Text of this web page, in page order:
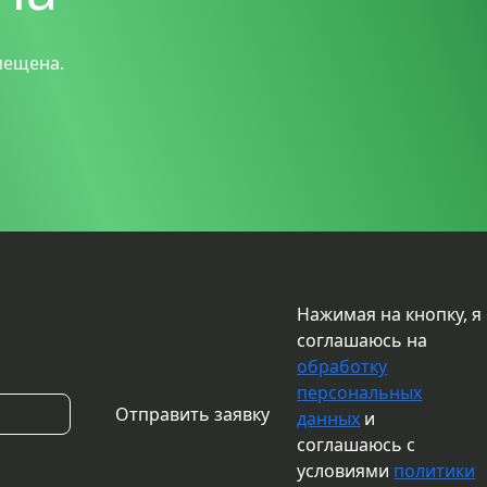
Нажимая на кнопку, я
соглашаюсь на
обработку
персональных
данных и
соглашаюсь с
условиями политики